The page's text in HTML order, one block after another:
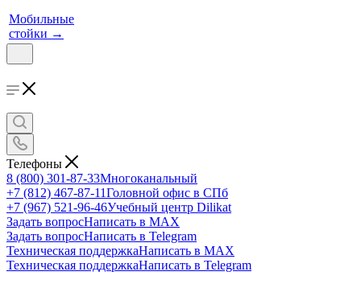
Мобильные
стойки →
Телефоны
8 (800) 301-87-33Многоканальный
+7 (812) 467-87-11Головной офис в СПб
+7 (967) 521-96-46Учебный центр Dilikat
Задать вопросНаписать в MAX
Задать вопросНаписать в Telegram
Техническая поддержкаНаписать в MAX
Техническая поддержкаНаписать в Telegram